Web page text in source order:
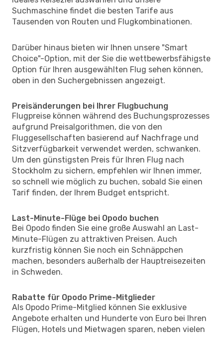
Suchmaschine findet die besten Tarife aus
Tausenden von Routen und Flugkombinationen.
Darüber hinaus bieten wir Ihnen unsere "Smart
Choice"-Option, mit der Sie die wettbewerbsfähigste
Option für Ihren ausgewählten Flug sehen können,
oben in den Suchergebnissen angezeigt.
Preisänderungen bei Ihrer Flugbuchung
Flugpreise können während des Buchungsprozesses
aufgrund Preisalgorithmen, die von den
Fluggesellschaften basierend auf Nachfrage und
Sitzverfügbarkeit verwendet werden, schwanken.
Um den günstigsten Preis für Ihren Flug nach
Stockholm zu sichern, empfehlen wir Ihnen immer,
so schnell wie möglich zu buchen, sobald Sie einen
Tarif finden, der Ihrem Budget entspricht.
Last-Minute-Flüge bei Opodo buchen
Bei Opodo finden Sie eine große Auswahl an Last-
Minute-Flügen zu attraktiven Preisen. Auch
kurzfristig können Sie noch ein Schnäppchen
machen, besonders außerhalb der Hauptreisezeiten
in Schweden.
Rabatte für Opodo Prime-Mitglieder
Als Opodo Prime-Mitglied können Sie exklusive
Angebote erhalten und Hunderte von Euro bei Ihren
Flügen, Hotels und Mietwagen sparen, neben vielen